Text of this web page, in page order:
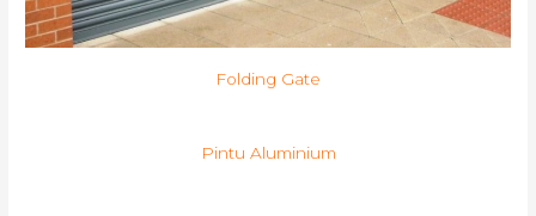
Folding Gate
Pintu Aluminium